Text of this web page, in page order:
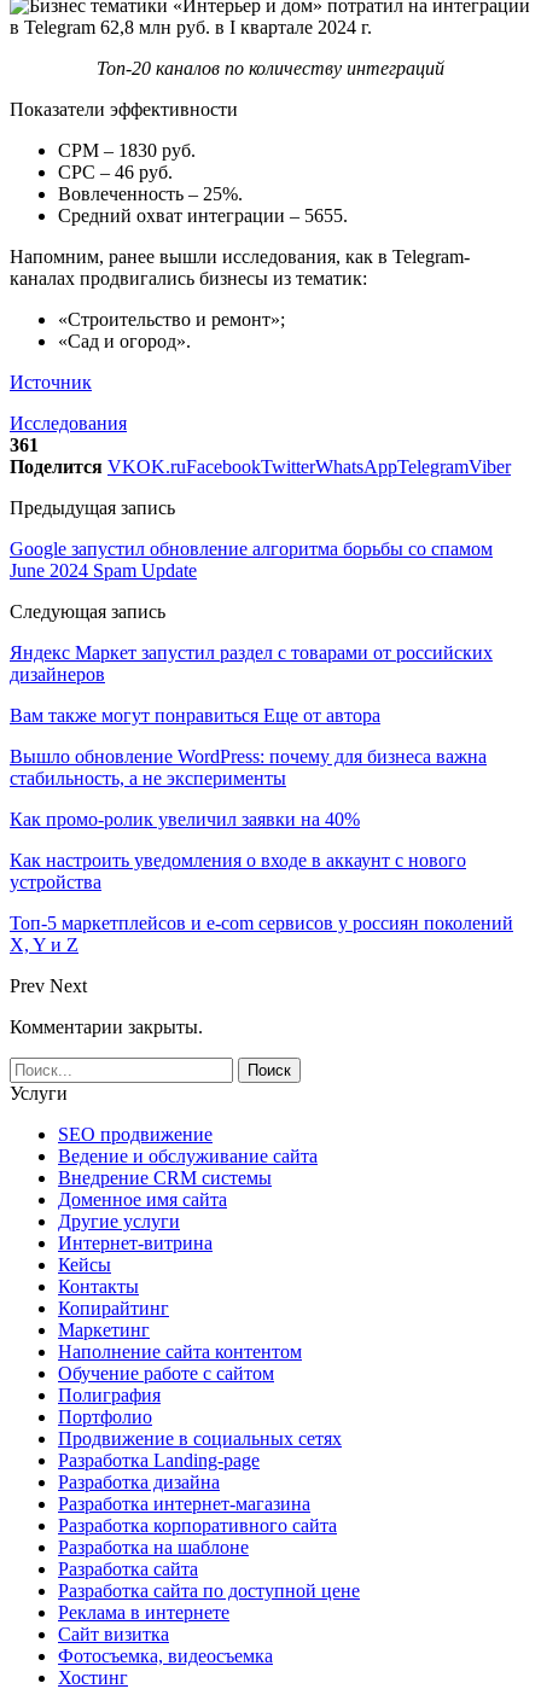
Топ-20 каналов по количеству интеграций
Показатели эффективности
CPM – 1830 руб.
CPС – 46 руб.
Вовлеченность – 25%.
Средний охват интеграции – 5655.
Напомним, ранее вышли исследования, как в Telegram-
каналах продвигались бизнесы из тематик:
«Строительство и ремонт»;
«Сад и огород».
Источник
Исследования
361
Поделится VKOK.ruFacebookTwitterWhatsAppTelegramViber
Предыдущая запись
Google запустил обновление алгоритма борьбы со спамом
June 2024 Spam Update
Следующая запись
Яндекс Маркет запустил раздел с товарами от российских
дизайнеров
Вам также могут понравиться Еще от автора
Вышло обновление WordPress: почему для бизнеса важна
стабильность, а не эксперименты
Как промо-ролик увеличил заявки на 40%
Как настроить уведомления о входе в аккаунт с нового
устройства
Топ-5 маркетплейсов и e-com сервисов у россиян поколений
X, Y и Z
Prev Next
Комментарии закрыты.
Услуги
SEO продвижение
Ведение и обслуживание сайта
Внедрение CRM системы
Доменное имя сайта
Другие услуги
Интернет-витрина
Кейсы
Контакты
Копирайтинг
Маркетинг
Наполнение сайта контентом
Обучение работе с сайтом
Полиграфия
Портфолио
Продвижение в социальных сетях
Разработка Landing-page
Разработка дизайна
Разработка интернет-магазина
Разработка корпоративного сайта
Разработка на шаблоне
Разработка сайта
Разработка сайта по доступной цене
Реклама в интернете
Сайт визитка
Фотосъемка, видеосъемка
Хостинг